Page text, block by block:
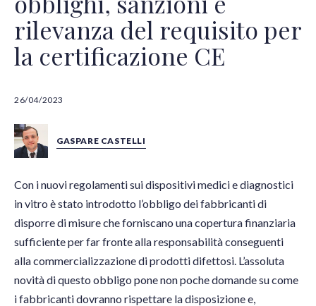
FOCUS SANITÀ
REGISTRATI
Tutti gli autori
rilevanza del requisito per
la certificazione CE
26/04/2023
GASPARE CASTELLI
Con i nuovi regolamenti sui dispositivi medici e diagnostici
in vitro è stato introdotto l’obbligo dei fabbricanti di
disporre di misure che forniscano una copertura finanziaria
sufficiente per far fronte alla responsabilità conseguenti
alla commercializzazione di prodotti difettosi. L’assoluta
novità di questo obbligo pone non poche domande su come
i fabbricanti dovranno rispettare la disposizione e,